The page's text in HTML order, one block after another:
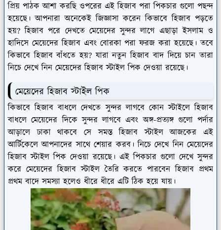
প্রিয় পাঠক আশা করছি ওপরের এই হিজাব পরা পিকচার গুলো পছন্দ
হয়েছে। আপনারা অনেকেই জিজ্ঞাসা করেন কিভাবে হিজাব পড়তে
হয়? হিজাব পরে দেখতে মেয়েদের সুন্দর লাগে এছাড়া ইসলাম ও
হাদিসে মেয়েদের হিজাব এবং বোরকা পরা ফরজ করা হয়েছে। তবে
কিভাবে হিজাব বাঁধতে হয়? যারা নতুন হিজাব বাদ দিয়ে চান তারা
নিচে দেখে নিন মেয়েদের হিজাব স্টাইল পিক দেওয়া রয়েছে।
মেয়েদের হিজাব স্টাইল পিক
কিভাবে হিজাব বাধলে দেখতে সুন্দর লাগবে কোন স্টাইলে হিজাব
বাধলে মেয়েদের দিকে সুন্দর লাগবে এবং অঙ্গ-প্রত্যঙ্গ গুলো পর্দার
আড়ালে ঢাকা থাকবে সে সমস্ত হিজাব স্টাইল আজকের এই
আর্টিকেলে আপনাদের সাথে শেয়ার করব। নিচে দেখে নিন মেয়েদের
হিজাব স্টাইল পিক দেওয়া রয়েছে। এই পিকচার গুলো দেখে সুন্দর
করে মেয়েদের হিজাব স্টাইল তৈরি করতে পারবেন হিজাব প্রথম
প্রথম বাদে সমস্যা হলেও ধীরে ধীরে এটি ঠিক হয়ে যায়।